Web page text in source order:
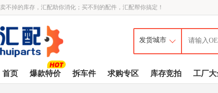
卖不掉的库存，汇配助你消化；买不到的配件，汇配帮你搞定！
首页 爆款特价 拆车件 求购专区 库存竞拍 工厂大